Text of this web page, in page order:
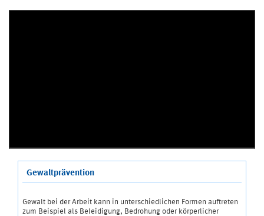
Gewaltprävention
Gewalt bei der Arbeit kann in unterschiedlichen Formen auftreten
zum Beispiel als Beleidigung, Bedrohung oder körperlicher